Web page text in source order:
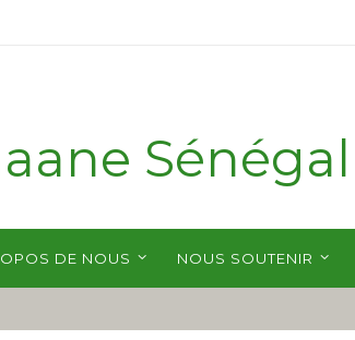
Sénégal
DE NOUS NOUS SOUTENIR